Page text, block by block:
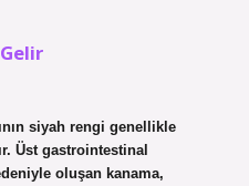
siyah rengi genellikle
Üst gastrointestinal
oluşan kanama,